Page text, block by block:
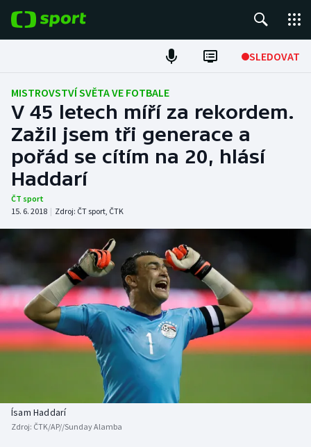
SLEDOVAT
Fotbal
Hokej
Tenis
Atletika
DALŠÍ SPORTY
Americký fotbal
Baseball a softbal
Basketbal
Boby a skeleton
NEPŘEHLÉDNĚTE
Soutěže
Historické návraty
Aplikace ČT sport
AZ kvíz
MISTROVSTVÍ SVĚTA VE FOTBALE
V 45 letech míří za rekordem.
Zažil jsem tři generace a
pořád se cítím na 20, hlásí
Haddarí
ČT sport
15. 6. 2018 | Zdroj: ČT sport, ČTK
Ísam Haddarí
Zdroj: ČTK/AP//Sunday Alamba